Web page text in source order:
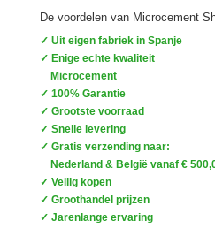
De voordelen van Microcement
✓ Uit eigen fabriek in Spanje
✓ Enige echte kwaliteit
Microcement
✓ 100% Garantie
✓ Grootste voorraad
✓ Snelle levering
✓ Gratis verzending naar:
Nederland & België vanaf €
✓ Veilig kopen
✓ Groothandel prijzen
✓ Jarenlange ervaring